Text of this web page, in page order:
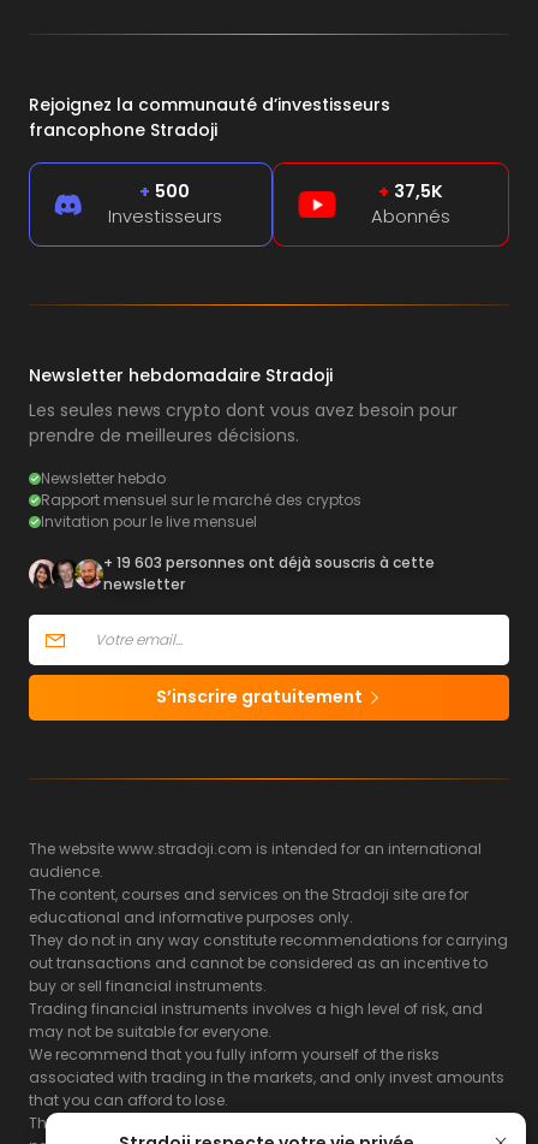
Rejoignez la communauté d’investisseurs
francophone Stradoji
+ 500
Investisseurs
+ 37,5K
Abonnés
Newsletter hebdomadaire Stradoji
Les seules news crypto dont vous avez besoin pour
prendre de meilleures décisions.
Newsletter hebdo
Rapport mensuel sur le marché des cryptos
Invitation pour le live mensuel
+ 19 603 personnes ont déjà souscris à cette
newsletter
S’inscrire gratuitement
The website www.stradoji.com is intended for an international
audience.
The content, courses and services on the Stradoji site are for
educational and informative purposes only.
They do not in any way constitute recommendations for carrying
out transactions and cannot be considered as an incentive to
buy or sell financial instruments.
Trading financial instruments involves a high level of risk, and
may not be suitable for everyone.
We recommend that you fully inform yourself of the risks
associated with trading in the markets, and only invest amounts
that you can afford to lose.
The Stradoji site does not guarantee the results or the